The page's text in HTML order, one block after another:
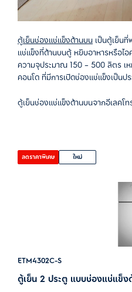
ตู้เย็นช่องแช่แข็งด้านบน เป็นตู้เย็น
แช่แข็งที่ด้านบนตู้ หยิบอาหารหรือไอ
ความจุประมาณ 150 – 500 ลิตร เ
คอนโด ที่มีการเปิดช่องแช่แข็งเป็นป
ตู้เย็นช่องแช่แข็งด้านบนจากอีเลคโ
ลดราคาพิเศษ ใหม่
ETM4302C-S
ตู้เย็น 2 ประตู แบบช่องแช่แข็